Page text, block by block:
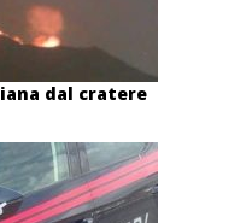
dal cratere